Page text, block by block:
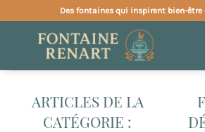
au
contenu
Des fontaines qui inspirent bien-